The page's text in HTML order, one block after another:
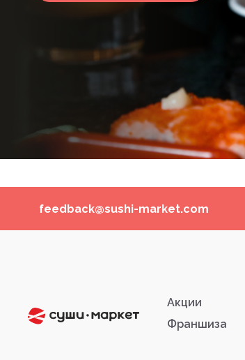
feedback@sushi-market.com
Акции
Франшиза